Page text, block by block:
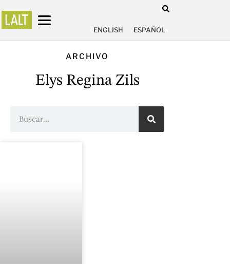
ENGLISH ESPAÑOL
ARCHIVO
Elys Regina Zils